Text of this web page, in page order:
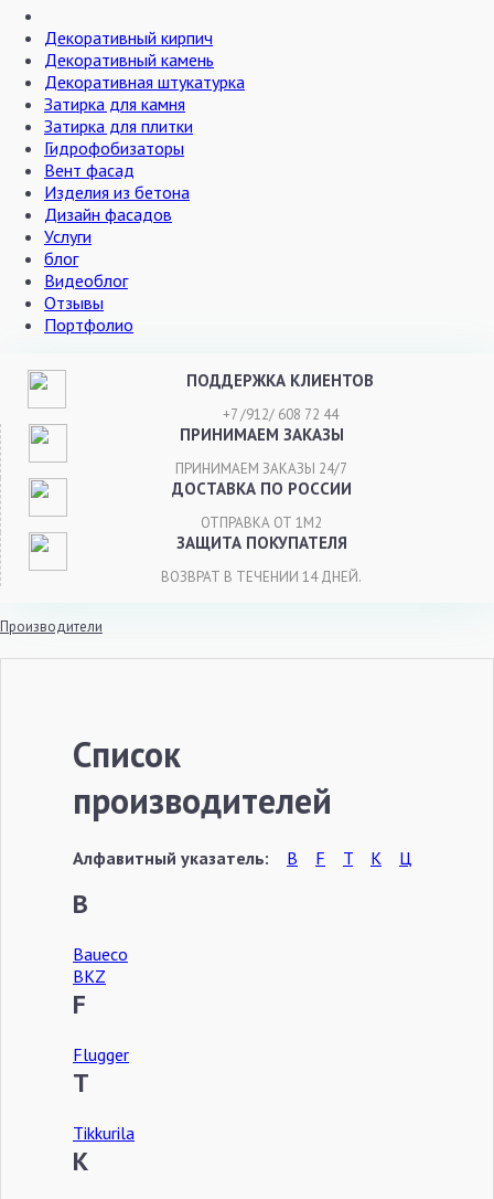
Декоративный кирпич
Декоративный камень
Декоративная штукатурка
Затирка для камня
Затирка для плитки
Гидрофобизаторы
Вент фасад
Изделия из бетона
Дизайн фасадов
Услуги
блог
Видеоблог
Отзывы
Портфолио
ПОДДЕРЖКА КЛИЕНТОВ
+7 /912/ 608 72 44
ПРИНИМАЕМ ЗАКАЗЫ
ПРИНИМАЕМ ЗАКАЗЫ 24/7
ДОСТАВКА ПО РОССИИ
ОТПРАВКА ОТ 1М2
ЗАЩИТА ПОКУПАТЕЛЯ
ВОЗВРАТ В ТЕЧЕНИИ 14 ДНЕЙ.
Производители
Список
производителей
Алфавитный указатель: B F T К Ц
B
Baueco
BKZ
F
Flugger
T
Tikkurila
К